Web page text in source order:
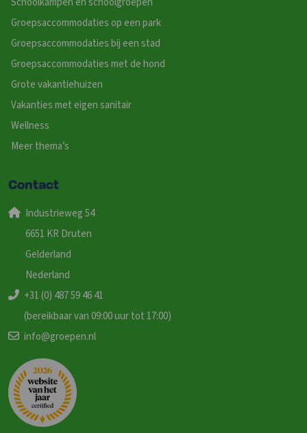
Groepsaccommodaties op een park
Groepsaccommodaties bij een stad
Groepsaccommodaties met de hond
Grote vakantiehuizen
Vakanties met eigen sanitair
Wellness
Meer thema’s
Contact
Industrieweg 54
6651 KR Druten
Gelderland
Nederland
+31 (0) 487 59 46 41
(bereikbaar van 09:00 uur tot 17:00)
info@groepen.nl